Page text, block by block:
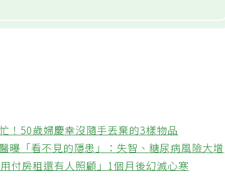
！50歲婦慶幸沒隨手丟棄的3樣物品
曝「看不見的隱患」：失智、糖尿病風險大增
付房租還有人照顧」1個月後幻滅心寒